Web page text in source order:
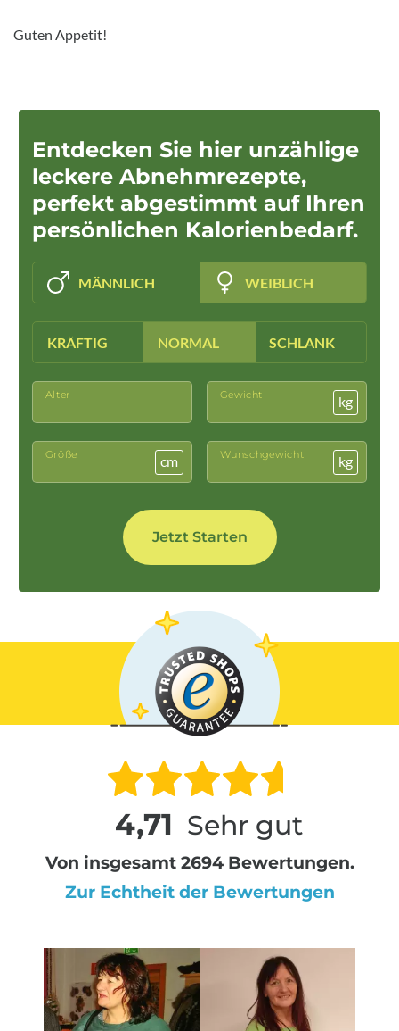
Guten Appetit!
Entdecken Sie hier unzählige
leckere Abnehmrezepte,
perfekt abgestimmt auf Ihren
persönlichen Kalorienbedarf.
MÄNNLICH WEIBLICH
KRÄFTIG NORMAL SCHLANK
Alter
Größe cm
Gewicht kg
Wunschgewicht kg
4,71 Sehr gut
Von insgesamt 2694 Bewertungen.
Zur Echtheit der Bewertungen